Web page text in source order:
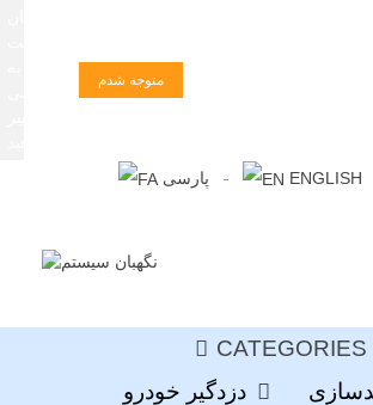
متوجه شدم
پارسی ENGLISH
CATEGORIES